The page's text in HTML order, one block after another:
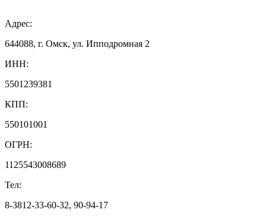
Адрес:
644088, г. Омск, ул. Ипподромная 2
ИНН:
5501239381
КПП:
550101001
ОГРН:
1125543008689
Тел:
8-3812-33-60-32, 90-94-17